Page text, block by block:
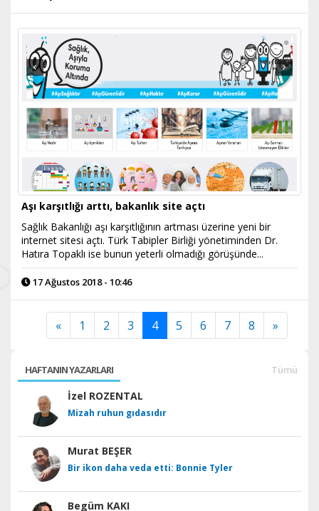
Aşı karşıtlığı arttı, bakanlık site açtı
Sağlık Bakanlığı aşı karşıtlığının artması üzerine yeni bir
internet sitesi açtı. Türk Tabipler Birliği yönetiminden Dr.
Hatıra Topaklı ise bunun yeterli olmadığı görüşünde...
17 Ağustos 2018 - 10:46
« 1 2 3 4 5 6 7 8 »
HAFTANIN YAZARLARI Tümü
İzel ROZENTAL
Mizah ruhun gıdasıdır
Murat BEŞER
Bir ikon daha veda etti: Bonnie Tyler
Begüm KAKI